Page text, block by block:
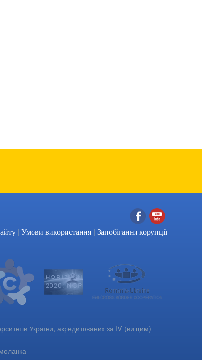
Facebook
YouTube
| Умови використання | Запобігання корупції
України, акредитованих за IV (вищим)